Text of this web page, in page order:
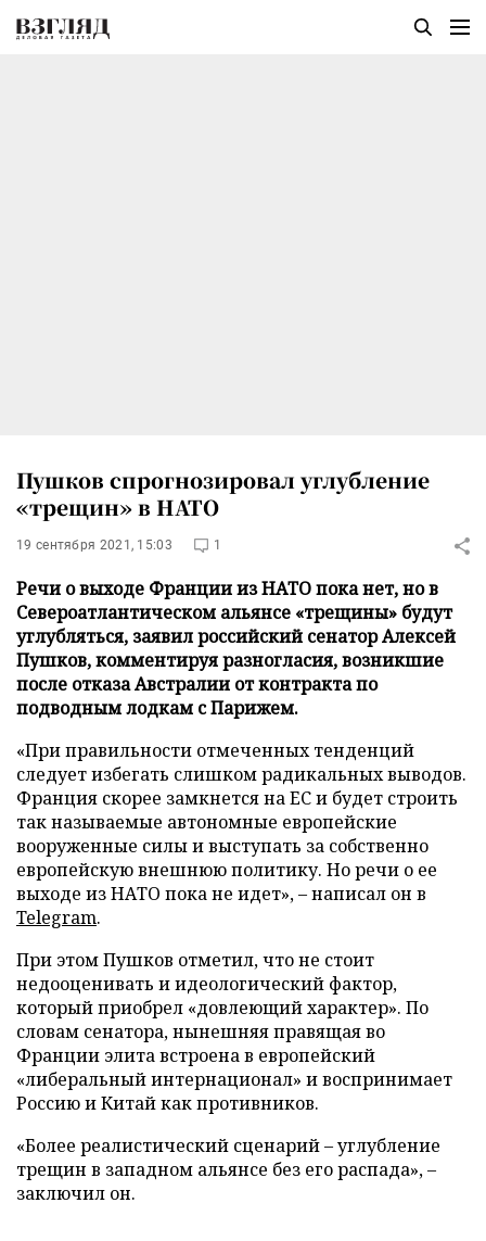
Пушков спрогнозировал углубление
«трещин» в НАТО
19 сентября 2021, 15:03 1
Речи о выходе Франции из НАТО пока нет, но в
Североатлантическом альянсе «трещины» будут
углубляться, заявил российский сенатор Алексей
Пушков, комментируя разногласия, возникшие
после отказа Австралии от контракта по
подводным лодкам с Парижем.
«При правильности отмеченных тенденций
следует избегать слишком радикальных выводов.
Франция скорее замкнется на ЕС и будет строить
так называемые автономные европейские
вооруженные силы и выступать за собственно
европейскую внешнюю политику. Но речи о ее
выходе из НАТО пока не идет», – написал он в
Telegram.
При этом Пушков отметил, что не стоит
недооценивать и идеологический фактор,
который приобрел «довлеющий характер». По
словам сенатора, нынешняя правящая во
Франции элита встроена в европейский
«либеральный интернационал» и воспринимает
Россию и Китай как противников.
«Более реалистический сценарий – углубление
трещин в западном альянсе без его распада», –
заключил он.